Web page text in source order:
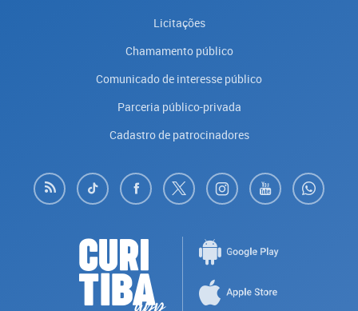
Licitações
Chamamento público
Comunicado de interesse público
Parceria público-privada
Cadastro de patrocinadores